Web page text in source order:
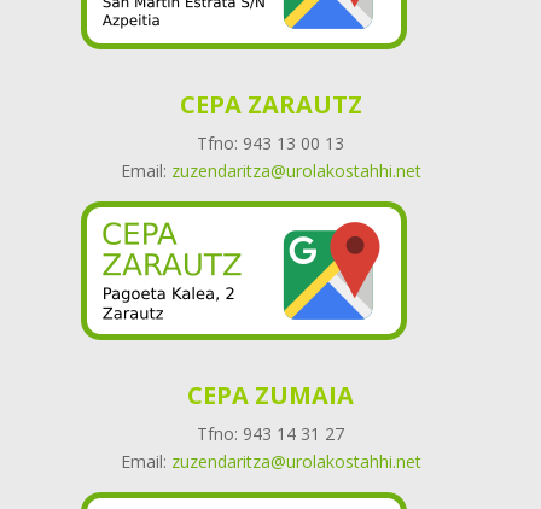
CEPA ZARAUTZ
Tfno: 943 13 00 13
Email: zuzendaritza@urolakostahhi.net
CEPA ZUMAIA
Tfno: 943 14 31 27
Email: zuzendaritza@urolakostahhi.net